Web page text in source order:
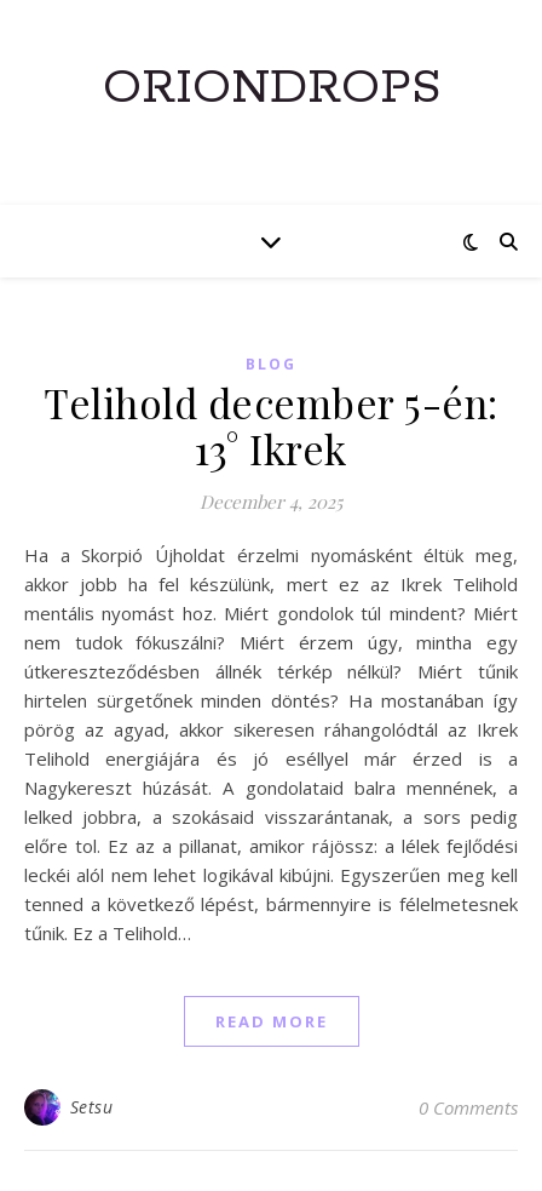
ORIONDROPS
BLOG
Telihold december 5-én:
13° Ikrek
December 4, 2025
Ha a Skorpió Újholdat érzelmi nyomásként éltük meg,
akkor jobb ha fel készülünk, mert ez az Ikrek Telihold
mentális nyomást hoz. Miért gondolok túl mindent? Miért
nem tudok fókuszálni? Miért érzem úgy, mintha egy
útkereszteződésben állnék térkép nélkül? Miért tűnik
hirtelen sürgetőnek minden döntés? Ha mostanában így
pörög az agyad, akkor sikeresen ráhangolódtál az Ikrek
Telihold energiájára és jó eséllyel már érzed is a
Nagykereszt húzását. A gondolataid balra mennének, a
lelked jobbra, a szokásaid visszarántanak, a sors pedig
előre tol. Ez az a pillanat, amikor rájössz: a lélek fejlődési
leckéi alól nem lehet logikával kibújni. Egyszerűen meg kell
tenned a következő lépést, bármennyire is félelmetesnek
tűnik. Ez a Telihold…
READ MORE
Setsu 0 Comments